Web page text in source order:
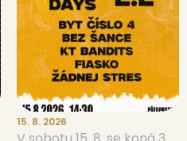
15. 8. 2026